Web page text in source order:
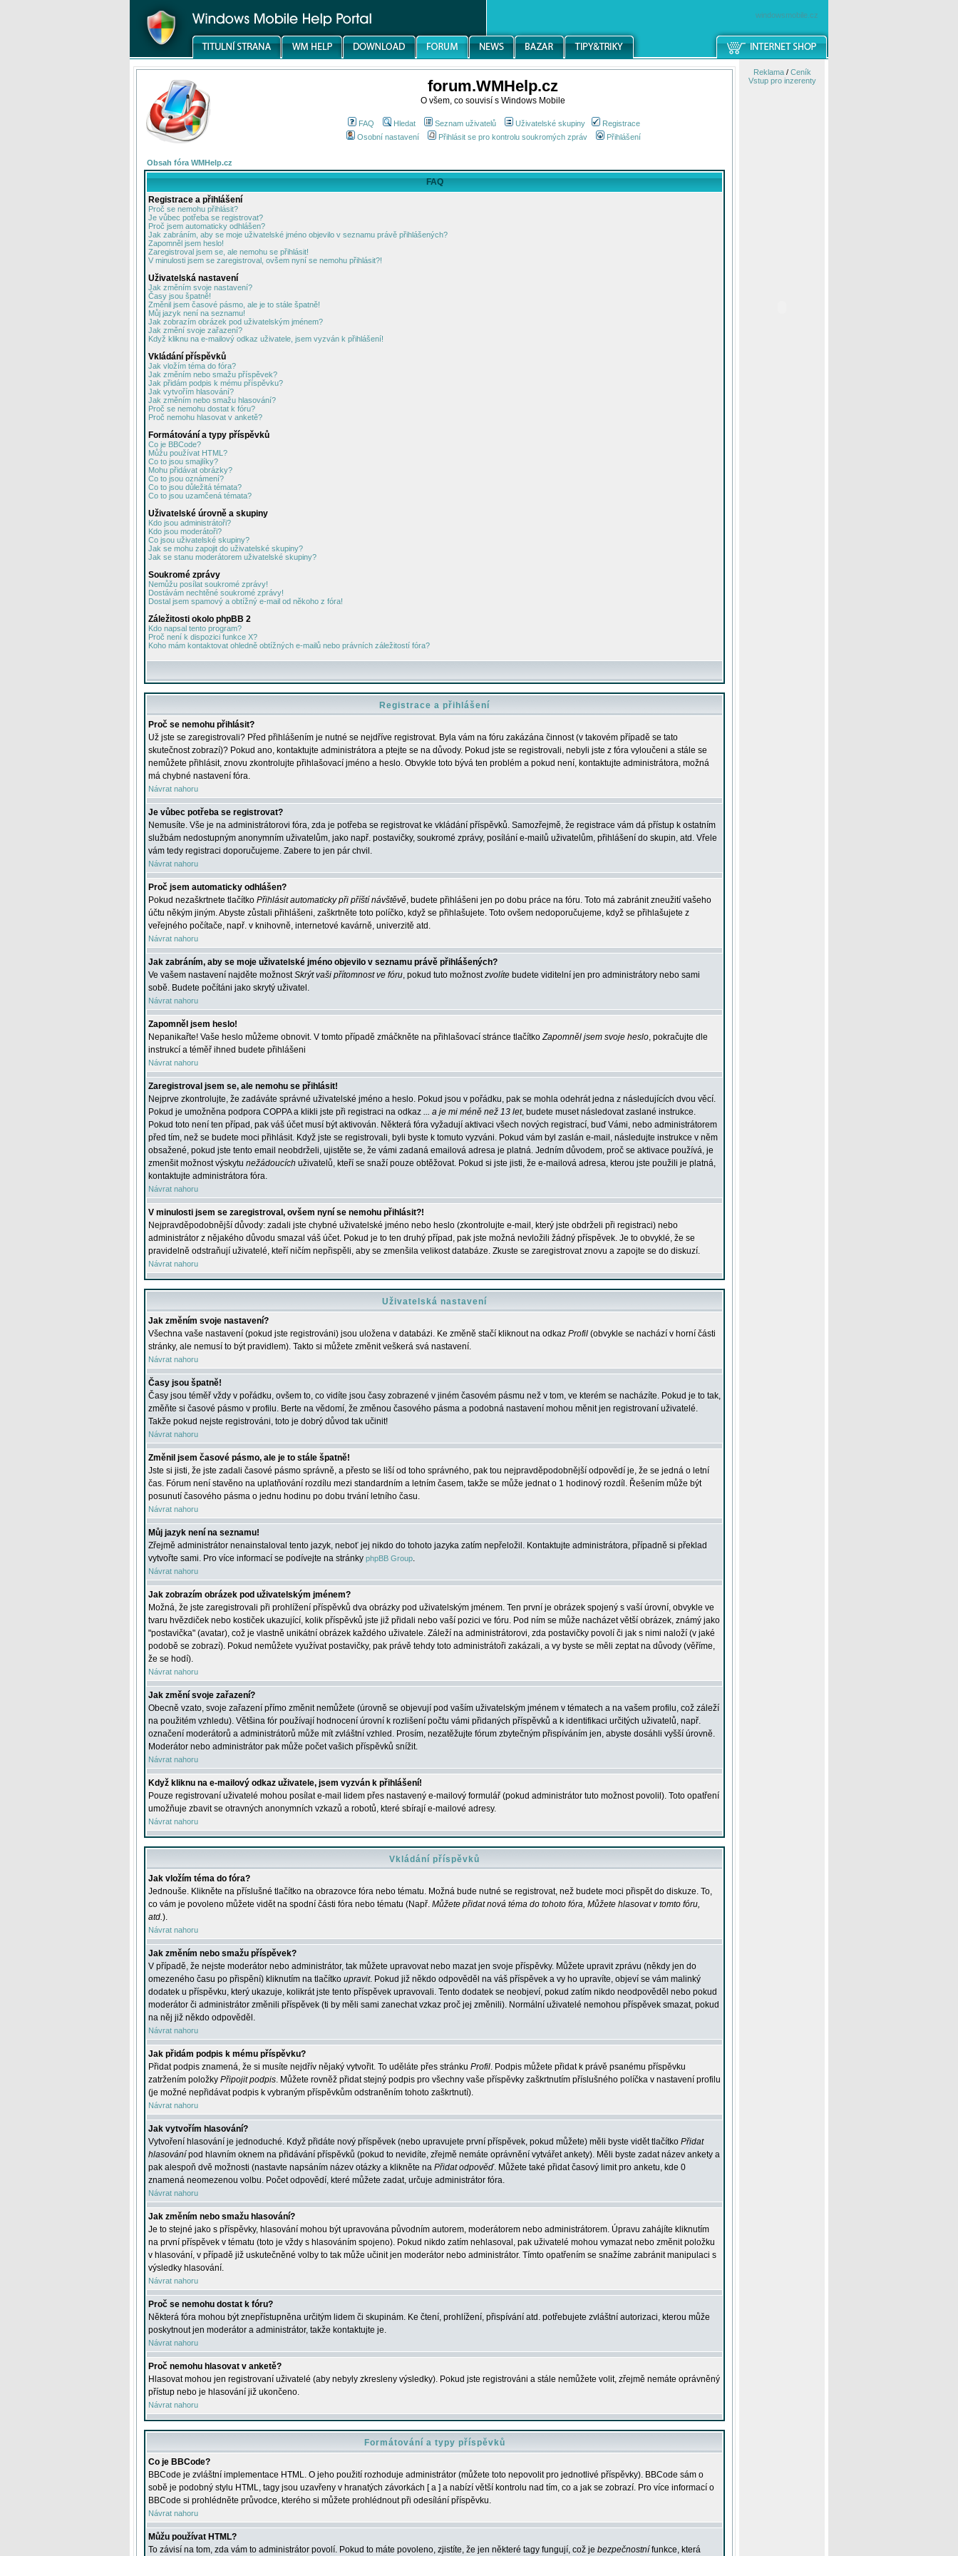
windowsmobile.cz
forum.WMHelp.cz
O všem, co souvisí s Windows Mobile
FAQ Hledat Seznam uživatelů Uživatelské skupiny
Registrace
Osobní nastavení
Přihlásit se pro kontrolu soukromých zpráv Přihlášení
Obsah fóra WMHelp.cz
FAQ
Registrace a přihlášení
Proč se nemohu přihlásit?
Je vůbec potřeba se registrovat?
Proč jsem automaticky odhlášen?
Jak zabráním, aby se moje uživatelské jméno objevilo v seznamu právě přihlášených?
Zapomněl jsem heslo!
Zaregistroval jsem se, ale nemohu se přihlásit!
V minulosti jsem se zaregistroval, ovšem nyní se nemohu přihlásit?!
Uživatelská nastavení
Jak změním svoje nastavení?
Časy jsou špatně!
Změnil jsem časové pásmo, ale je to stále špatně!
Můj jazyk není na seznamu!
Jak zobrazím obrázek pod uživatelským jménem?
Jak změní svoje zařazení?
Když kliknu na e-mailový odkaz uživatele, jsem vyzván k přihlášení!
Vkládání příspěvků
Jak vložím téma do fóra?
Jak změním nebo smažu příspěvek?
Jak přidám podpis k mému příspěvku?
Jak vytvořím hlasování?
Jak změním nebo smažu hlasování?
Proč se nemohu dostat k fóru?
Proč nemohu hlasovat v anketě?
Formátování a typy příspěvků
Co je BBCode?
Můžu používat HTML?
Co to jsou smajlíky?
Mohu přidávat obrázky?
Co to jsou oznámení?
Co to jsou důležitá témata?
Co to jsou uzamčená témata?
Uživatelské úrovně a skupiny
Kdo jsou administrátoři?
Kdo jsou moderátoři?
Co jsou uživatelské skupiny?
Jak se mohu zapojit do uživatelské skupiny?
Jak se stanu moderátorem uživatelské skupiny?
Soukromé zprávy
Nemůžu posílat soukromé zprávy!
Dostávám nechtěné soukromé zprávy!
Dostal jsem spamový a obtížný e-mail od někoho z fóra!
Záležitosti okolo phpBB 2
Kdo napsal tento program?
Proč není k dispozici funkce X?
Koho mám kontaktovat ohledně obtížných e-mailů nebo právních záležitostí fóra?
Registrace a přihlášení
Proč se nemohu přihlásit?
Už jste se zaregistrovali? Před přihlášením je nutné se nejdříve registrovat. Byla vám na fóru zakázána činnost (v takovém případě se tato
skutečnost zobrazí)? Pokud ano, kontaktujte administrátora a ptejte se na důvody. Pokud jste se registrovali, nebyli jste z fóra vyloučeni a stále se
nemůžete přihlásit, znovu zkontrolujte přihlašovací jméno a heslo. Obvykle toto bývá ten problém a pokud není, kontaktujte administrátora, možná
má chybné nastavení fóra.
Návrat nahoru
Je vůbec potřeba se registrovat?
Nemusíte. Vše je na administrátorovi fóra, zda je potřeba se registrovat ke vkládání příspěvků. Samozřejmě, že registrace vám dá přístup k ostatním
službám nedostupným anonymním uživatelům, jako např. postavičky, soukromé zprávy, posílání e-mailů uživatelům, přihlášení do skupin, atd. Vřele
vám tedy registraci doporučujeme. Zabere to jen pár chvil.
Návrat nahoru
Proč jsem automaticky odhlášen?
Pokud nezaškrtnete tlačítko Přihlásit automaticky při příští návštěvě, budete přihlášeni jen po dobu práce na fóru. Toto má zabránit zneužití vašeho
účtu někým jiným. Abyste zůstali přihlášeni, zaškrtněte toto políčko, když se přihlašujete. Toto ovšem nedoporučujeme, když se přihlašujete z
veřejného počítače, např. v knihovně, internetové kavárně, univerzitě atd.
Návrat nahoru
Jak zabráním, aby se moje uživatelské jméno objevilo v seznamu právě přihlášených?
Ve vašem nastavení najděte možnostSkrýt vaši přítomnost ve fóru, pokud tuto možnostzvolíte budete viditelní jen pro administrátory nebo sami
sobě. Budete počítáni jako skrytý uživatel.
Návrat nahoru
Zapomněl jsem heslo!
Nepanikařte! Vaše heslo můžeme obnovit. V tomto případě zmáčkněte na přihlašovací stránce tlačítkoZapomněl jsem svoje heslo, pokračujte dle
instrukcí a téměř ihned budete přihlášeni
Návrat nahoru
Zaregistroval jsem se, ale nemohu se přihlásit!
Nejprve zkontrolujte, že zadáváte správné uživatelské jméno a heslo. Pokud jsou v pořádku, pak se mohla odehrát jedna z následujících dvou věcí.
Pokud je umožněna podpora COPPA a klikli jste při registraci na odkaz ... a je mi méně než 13 let, budete muset následovat zaslané instrukce.
Pokud toto není ten případ, pak váš účet musí být aktivován. Některá fóra vyžadují aktivaci všech nových registrací, buď Vámi, nebo administrátorem
před tím, než se budete moci přihlásit. Když jste se registrovali, byli byste k tomuto vyzváni. Pokud vám byl zaslán e-mail, následujte instrukce v něm
obsažené, pokud jste tento email neobdrželi, ujistěte se, že vámi zadaná emailová adresa je platná. Jedním důvodem, proč se aktivace používá, je
zmenšit možnost výskytu nežádoucích uživatelů, kteří se snaží pouze obtěžovat. Pokud si jste jisti, že e-mailová adresa, kterou jste použili je platná,
kontaktujte administrátora fóra.
Návrat nahoru
V minulosti jsem se zaregistroval, ovšem nyní se nemohu přihlásit?!
Nejpravděpodobnější důvody: zadali jste chybné uživatelské jméno nebo heslo (zkontrolujte e-mail, který jste obdrželi při registraci) nebo
administrátor z nějakého důvodu smazal váš účet. Pokud je to ten druhý případ, pak jste možná nevložili žádný příspěvek. Je to obvyklé, že se
pravidelně odstraňují uživatelé, kteří ničím nepřispěli, aby se zmenšila velikost databáze. Zkuste se zaregistrovat znovu a zapojte se do diskuzí.
Návrat nahoru
Uživatelská nastavení
Jak změním svoje nastavení?
Všechna vaše nastavení (pokud jste registrováni) jsou uložena v databázi. Ke změně stačí kliknout na odkaz Profil (obvykle se nachází v horní části
stránky, ale nemusí to být pravidlem). Takto si můžete změnit veškerá svá nastavení.
Návrat nahoru
Časy jsou špatně!
Časy jsou téměř vždy v pořádku, ovšem to, co vidíte jsou časy zobrazené v jiném časovém pásmu než v tom, ve kterém se nacházíte. Pokud je to tak,
změňte si časové pásmo v profilu. Berte na vědomí, že změnou časového pásma a podobná nastavení mohou měnit jen registrovaní uživatelé.
Takže pokud nejste registrováni, toto je dobrý důvod tak učinit!
Návrat nahoru
Změnil jsem časové pásmo, ale je to stále špatně!
Jste si jisti, že jste zadali časové pásmo správně, a přesto se liší od toho správného, pak tou nejpravděpodobnější odpovědí je, že se jedná o letní
čas. Fórum není stavěno na uplatňování rozdílu mezi standardním a letním časem, takže se může jednat o 1 hodinový rozdíl. Řešením může být
posunutí časového pásma o jednu hodinu po dobu trvání letního času.
Návrat nahoru
Můj jazyk není na seznamu!
Zřejmě administrátor nenainstaloval tento jazyk, neboť jej nikdo do tohoto jazyka zatím nepřeložil. Kontaktujte administrátora, případně si překlad
vytvořte sami. Pro více informací se podívejte na stránky phpBB Group.
Návrat nahoru
Jak zobrazím obrázek pod uživatelským jménem?
Možná, že jste zaregistrovali při prohlížení příspěvků dva obrázky pod uživatelským jménem. Ten první je obrázek spojený s vaší úrovní, obvykle ve
tvaru hvězdiček nebo kostiček ukazující, kolik příspěvků jste již přidali nebo vaší pozici ve fóru. Pod ním se může nacházet větší obrázek, známý jako
"postavička" (avatar), což je vlastně unikátní obrázek každého uživatele. Záleží na administrátorovi, zda postavičky povolí či jak s nimi naloží (v jaké
podobě se zobrazí). Pokud nemůžete využívat postavičky, pak právě tehdy toto administrátoři zakázali, a vy byste se měli zeptat na důvody (věříme,
že se hodí).
Návrat nahoru
Jak změní svoje zařazení?
Obecně vzato, svoje zařazení přímo změnit nemůžete (úrovně se objevují pod vaším uživatelským jménem v tématech a na vašem profilu, což záleží
na použitém vzhledu). Většina fór používají hodnocení úrovní k rozlišení počtu vámi přidaných příspěvků a k identifikaci určitých uživatelů, např.
označení moderátorů a administrátorů může mít zvláštní vzhled. Prosím, nezatěžujte fórum zbytečným přispíváním jen, abyste dosáhli vyšší úrovně.
Moderátor nebo administrátor pak může počet vašich příspěvků snížit.
Návrat nahoru
Když kliknu na e-mailový odkaz uživatele, jsem vyzván k přihlášení!
Pouze registrovaní uživatelé mohou posílat e-mail lidem přes nastavený e-mailový formulář (pokud administrátor tuto možnost povolil). Toto opatření
umožňuje zbavit se otravných anonymních vzkazů a robotů, které sbírají e-mailové adresy.
Návrat nahoru
Vkládání příspěvků
Jak vložím téma do fóra?
Jednouše. Klikněte na příslušné tlačítko na obrazovce fóra nebo tématu. Možná bude nutné se registrovat, než budete moci přispět do diskuze. To,
co vám je povoleno můžete vidět na spodní části fóra nebo tématu (Např. Můžete přidat nová téma do tohoto fóra, Můžete hlasovat v tomto fóru,
atd.).
Návrat nahoru
Jak změním nebo smažu příspěvek?
V případě, že nejste moderátor nebo administrátor, tak můžete upravovat nebo mazat jen svoje příspěvky. Můžete upravit zprávu (někdy jen do
omezeného času po přispění) kliknutím na tlačítko upravit. Pokud již někdo odpověděl na váš příspěvek a vy ho upravíte, objeví se vám malinký
dodatek u příspěvku, který ukazuje, kolikrát jste tento příspěvek upravovali. Tento dodatek se neobjeví, pokud zatím nikdo neodpověděl nebo pokud
moderátor či administrátor změnili příspěvek (ti by měli sami zanechat vzkaz proč jej změnili). Normální uživatelé nemohou příspěvek smazat, pokud
na něj již někdo odpověděl.
Návrat nahoru
Jak přidám podpis k mému příspěvku?
Přidat podpis znamená, že si musíte nejdřív nějaký vytvořit. To uděláte přes stránku Profil. Podpis můžete přidat k právě psanému příspěvku
zatržením položky Připojit podpis. Můžete rovněž přidat stejný podpis pro všechny vaše příspěvky zaškrtnutím příslušného políčka v nastavení profilu
(je možné nepřidávat podpis k vybraným příspěvkům odstraněním tohoto zaškrtnutí).
Návrat nahoru
Jak vytvořím hlasování?
Vytvoření hlasování je jednoduché. Když přidáte nový příspěvek (nebo upravujete první příspěvek, pokud můžete) měli byste vidět tlačítko Přidat
hlasování pod hlavním oknem na přidávání příspěvků (pokud to nevidíte, zřejmě nemáte oprávnění vytvářet ankety). Měli byste zadat název ankety a
pak alespoň dvě možnosti (nastavte napsáním název otázky a klikněte na Přidat odpověď. Můžete také přidat časový limit pro anketu, kde 0
znamená neomezenou volbu. Počet odpovědí, které můžete zadat, určuje administrátor fóra.
Návrat nahoru
Jak změním nebo smažu hlasování?
Je to stejné jako s příspěvky, hlasování mohou být upravována původním autorem, moderátorem nebo administrátorem. Úpravu zahájíte kliknutím
na první příspěvek v tématu (toto je vždy s hlasováním spojeno). Pokud nikdo zatím nehlasoval, pak uživatelé mohou vymazat nebo změnit položku
v hlasování, v případě již uskutečněné volby to tak může učinit jen moderátor nebo administrátor. Tímto opatřením se snažíme zabránit manipulaci s
výsledky hlasování.
Návrat nahoru
Proč se nemohu dostat k fóru?
Některá fóra mohou být znepřístupněna určitým lidem či skupinám. Ke čtení, prohlížení, přispívání atd. potřebujete zvláštní autorizaci, kterou může
poskytnout jen moderátor a administrátor, takže kontaktujte je.
Návrat nahoru
Proč nemohu hlasovat v anketě?
Hlasovat mohou jen registrovaní uživatelé (aby nebyly zkresleny výsledky). Pokud jste registrováni a stále nemůžete volit, zřejmě nemáte oprávněný
přístup nebo je hlasování již ukončeno.
Návrat nahoru
Formátování a typy příspěvků
Co je BBCode?
BBCode je zvláštní implementace HTML. O jeho použití rozhoduje administrátor (můžete toto nepovolit pro jednotlivé příspěvky). BBCode sám o
sobě je podobný stylu HTML, tagy jsou uzavřeny v hranatých závorkách [ a ] a nabízí větší kontrolu nad tím, co a jak se zobrazí. Pro více informací o
BBCode si prohlédněte průvodce, kterého si můžete prohlédnout při odesílání příspěvku.
Návrat nahoru
Můžu používat HTML?
To závisí na tom, zda vám to administrátor povolí. Pokud to máte povoleno, zjistíte, že jen některé tagy fungují, což je bezpečnostní funkce, která
Reklama/ Ceník
Vstup pro inzerenty